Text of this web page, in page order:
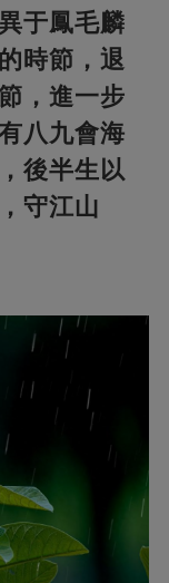
于鳳毛麟
時節，退
，進一步
八九會海
後半生以
守江山